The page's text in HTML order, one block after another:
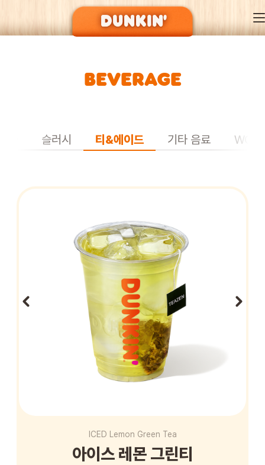
DUNKIN’ OF SEASON
창업문의
BEVERAGE
슬러시 티&에이드 기타 음료
ICED Lemon Green Tea
아이스 레몬 그린티